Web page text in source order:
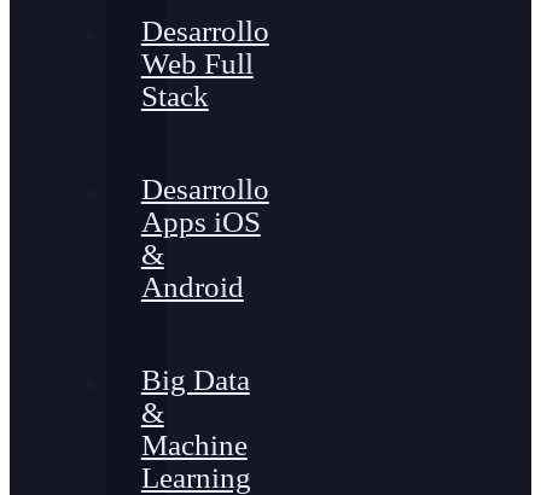
Desarrollo
Web Full
Stack
Desarrollo
Apps iOS
&
Android
Big Data
&
Machine
Learning